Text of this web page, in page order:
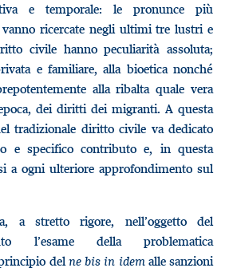
e temporale: le pronunce più
ricercate negli ultimi tre lustri e
civile hanno peculiarità assoluta;
e familiare, alla bioetica nonché
alla ribalta quale vera
dei diritti dei migranti. A questa
tradizionale diritto civile va dedicato
e specifico contributo e, in questa
a ogni ulteriore approfondimento sul
a stretto rigore, nell’oggetto del
l’esame della problematica
delne bis in idem alle sanzioni